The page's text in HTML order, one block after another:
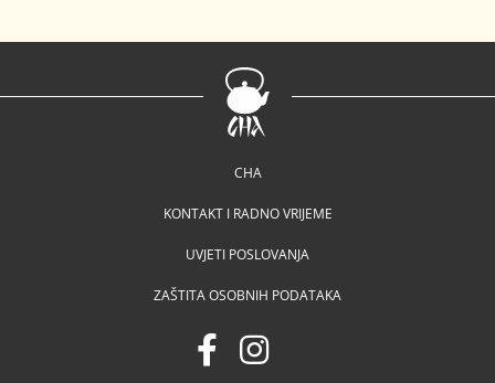
CHA
KONTAKT I RADNO VRIJEME
UVJETI POSLOVANJA
ZAŠTITA OSOBNIH PODATAKA